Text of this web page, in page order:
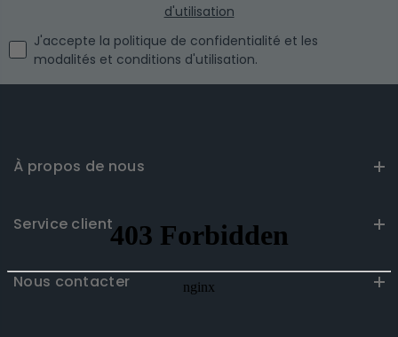
d'utilisation
I agree with the privacy policy and the terms and
J'accepte la politique de confidentialité et les
modalités et conditions d'utilisation.
À propos de nous
Service client
Nous contacter